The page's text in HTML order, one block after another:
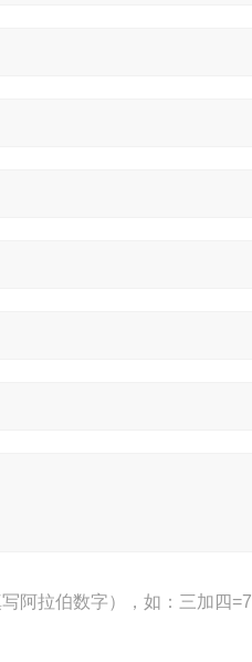
阿拉伯数字），如：三加四=7